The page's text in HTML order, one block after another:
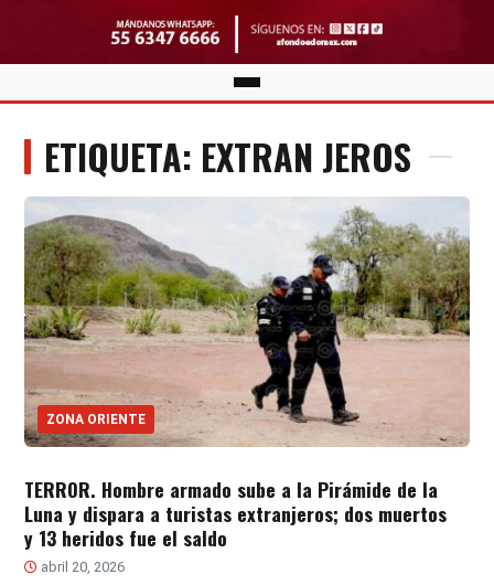
ETIQUETA: EXTRAN JEROS
ZONA ORIENTE
TERROR. Hombre armado sube a la Pirámide de la
Luna y dispara a turistas extranjeros; dos muertos
y 13 heridos fue el saldo
abril 20, 2026